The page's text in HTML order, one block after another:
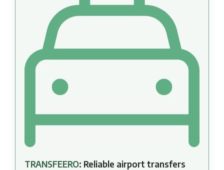
TRANSFEERO: Reliable airport transfers